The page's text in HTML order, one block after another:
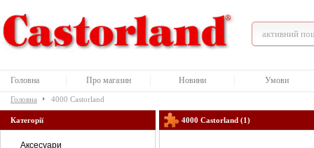
Головна Про магазин Новини Умови
Головна 4000 Castorland
Категорії
Аксесуари
4000 Castorland (1)